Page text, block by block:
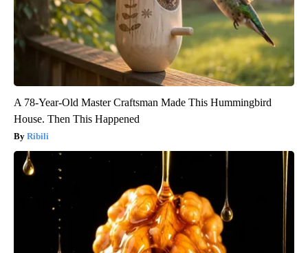
A 78-Year-Old Master Craftsman Made This Hummingbird
House. Then This Happened
Ribili